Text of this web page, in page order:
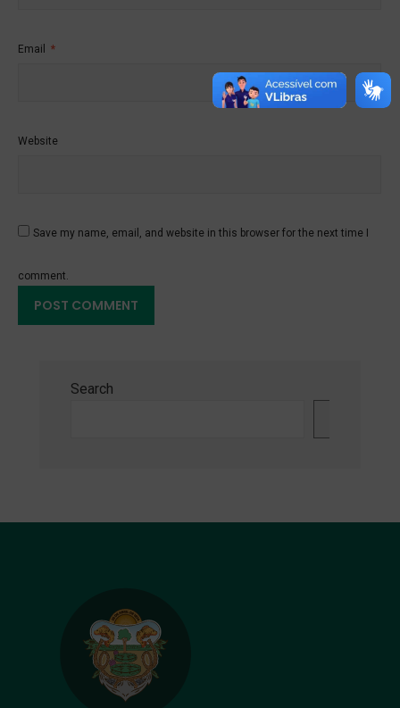
Email *
Website
Save my name, email, and website in this browser for the next time I
comment.
Search